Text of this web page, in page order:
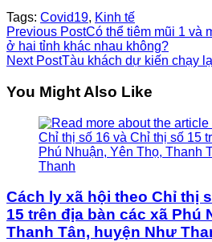
Tags: Covid19, Kinh tế
Read
more
Previous PostCó thể tiêm mũi 1 và
ở hai tỉnh khác nhau không?
Next PostTàu khách dự kiến chạy
You Might Also Like
Cách ly xã hội theo Chỉ thị
15 trên địa bàn các xã Phú
Thanh Tân, huyện Như